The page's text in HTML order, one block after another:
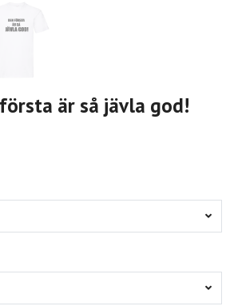
är så jävla god!